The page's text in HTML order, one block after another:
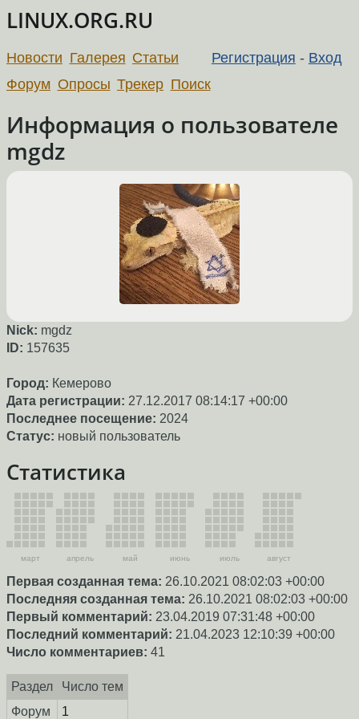
LINUX.ORG.RU
Регистрация - Вход
Новости Галерея Статьи
Форум Опросы Трекер Поиск
Информация о пользователе
mgdz
Nick: mgdz
ID: 157635
Город: Кемерово
Дата регистрации: 27.12.2017 08:14:17 +00:00
Последнее посещение: 2024
Статус: новый пользователь
Статистика
март апрель май июнь июль август
Первая созданная тема: 26.10.2021 08:02:03 +00:00
Последняя созданная тема: 26.10.2021 08:02:03 +00:00
Первый комментарий: 23.04.2019 07:31:48 +00:00
Последний комментарий: 21.04.2023 12:10:39 +00:00
Число комментариев: 41
Раздел
Число тем
Форум
1